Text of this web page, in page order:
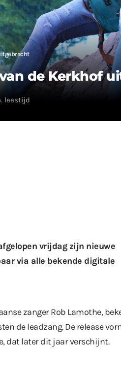
de Kerkhof
leestijd
vrijdag zijn nieuwe
via alle bekende digitale
zanger Rob Lamothe,
de leadzang. De release
dat later dit jaar verschijnt.